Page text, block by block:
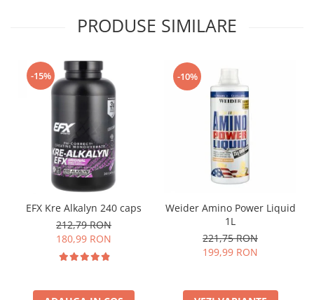
PRODUSE SIMILARE
-15%
EFX Kre Alkalyn 240 caps
212,79 RON
180,99 RON
-10%
Weider Amino Power Liquid
1L
221,75 RON
199,99 RON